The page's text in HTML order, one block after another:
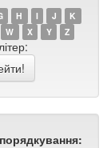
H I J
K
W X Y Z